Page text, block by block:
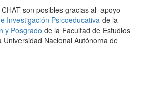
son posibles gracias al apoyo
Investigación Psicoeducativa de la
y Posgrado de la Facultad de Estudios
Nacional Autónoma de